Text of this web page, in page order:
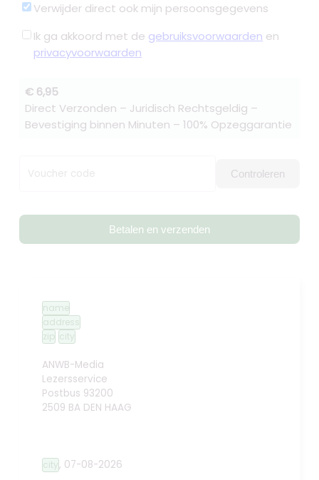
Verwijder direct ook mijn persoonsgegevens
Ik ga akkoord met de gebruiksvoorwaarden en
privacyvoorwaarden
€ 6,95
Direct Verzonden – Juridisch Rechtsgeldig –
Bevestiging binnen Minuten – 100% Opzeggarantie
Voucher code Controleren
Betalen en verzenden
name
address
zip city
ANWB-Media
Lezersservice
Postbus 93200
2509 BA DEN HAAG
city, 07-08-2026